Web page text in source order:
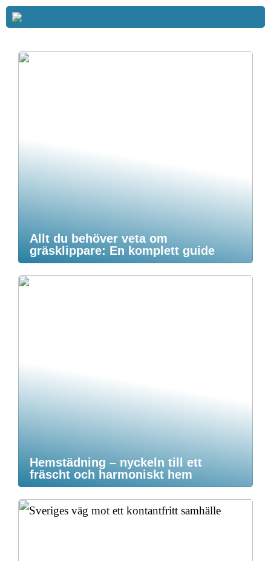
Allt du behöver veta om
gräsklippare: En komplett guide
Hemstädning – nyckeln till ett
fräscht och harmoniskt hem